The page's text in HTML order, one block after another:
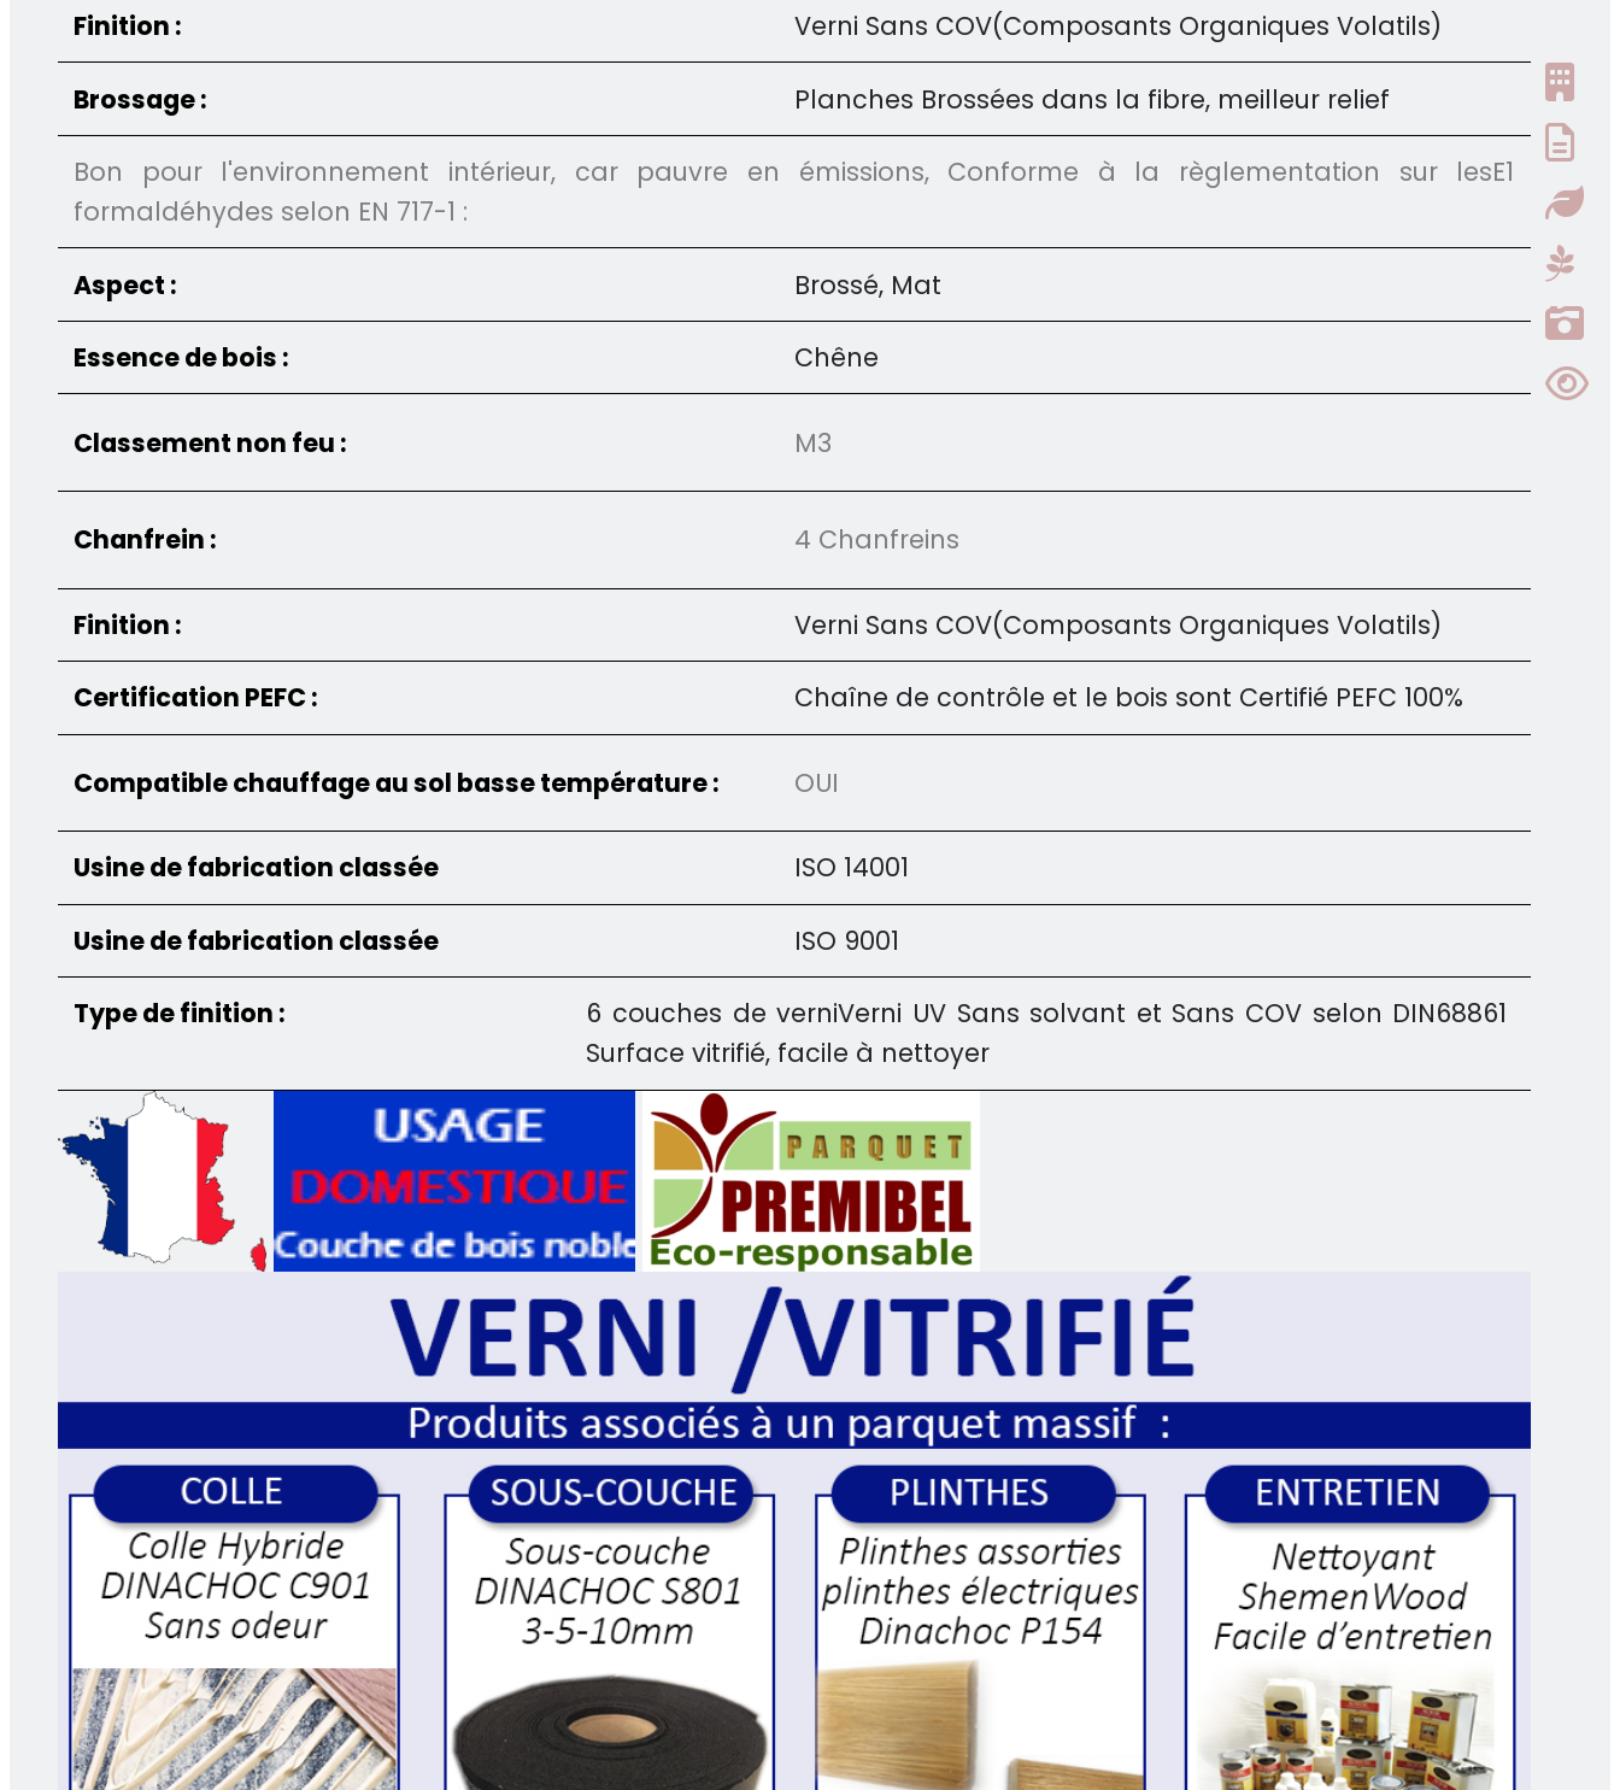
Finition : Verni Sans COV(Composants Organiques Volatils)
Brossage : Planches Brossées dans la fibre, meilleur relief
Bon pour l'environnement intérieur, car pauvre en émissions, Conforme à la règlementation sur les
formaldéhydes selon EN 717-1 :
E1
Aspect : Brossé, Mat
Essence de bois : Chêne
Classement non feu : M3
Chanfrein : 4 Chanfreins
Finition : Verni Sans COV(Composants Organiques Volatils)
Certification PEFC : Chaîne de contrôle et le bois sont Certifié PEFC 100%
Compatible chauffage au sol basse température : OUI
Usine de fabrication classée ISO 14001
Usine de fabrication classée ISO 9001
Type de finition :
6 couches de verniVerni UV Sans solvant et Sans COV selon DIN68861
Surface vitrifié, facile à nettoyer